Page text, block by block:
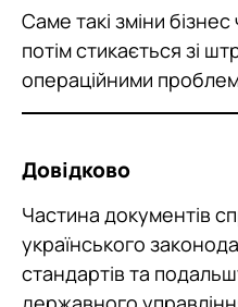
Саме такі зміни
потім стикається зі
операційними
Довідково
Частина документів
українського
стандартів та